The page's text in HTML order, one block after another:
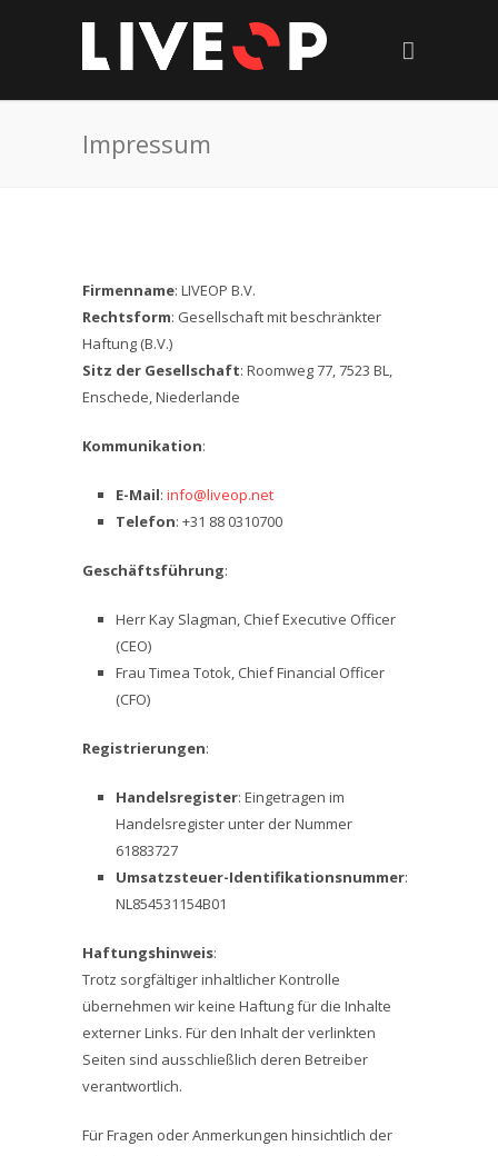
Impressum
Firmenname: LIVEOP B.V.
Rechtsform: Gesellschaft mit beschränkter
Haftung (B.V.)
Sitz der Gesellschaft: Roomweg 77, 7523 BL,
Enschede, Niederlande
Kommunikation:
E-Mail: info@liveop.net
Telefon: +31 88 0310700
Geschäftsführung:
Herr Kay Slagman, Chief Executive Officer
(CEO)
Frau Timea Totok, Chief Financial Officer
(CFO)
Registrierungen:
Handelsregister: Eingetragen im
Handelsregister unter der Nummer
61883727
Umsatzsteuer-Identifikationsnummer:
NL854531154B01
Haftungshinweis:
Trotz sorgfältiger inhaltlicher Kontrolle
übernehmen wir keine Haftung für die Inhalte
externer Links. Für den Inhalt der verlinkten
Seiten sind ausschließlich deren Betreiber
verantwortlich.
Für Fragen oder Anmerkungen hinsichtlich der